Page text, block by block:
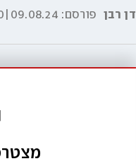
דן רבן פורסם: 09.08.24|00:00